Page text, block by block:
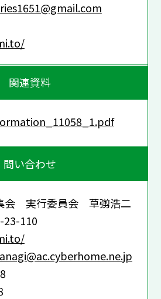
関連資料
問い合わせ
会 実行委員会 草彅浩二
23-110